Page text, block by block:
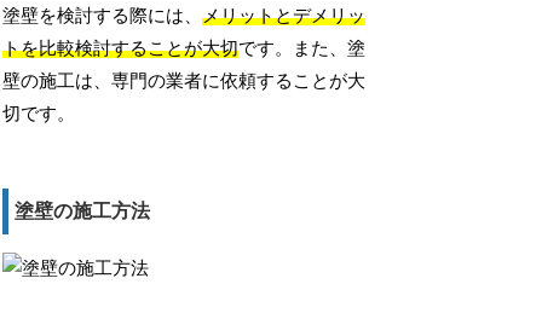
塗壁を検討する際には、メリットとデメリッ
トを比較検討することが大切です。また、塗
壁の施工は、専門の業者に依頼することが大
切です。
塗壁の施工方法